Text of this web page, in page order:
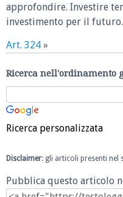
approfondire. Investire
investimento per il futuro.
Art. 324 »
Ricerca nell'ordinamento
Ricerca personalizzata
Disclaimer: gli articoli presenti nel
Pubblica questo articolo